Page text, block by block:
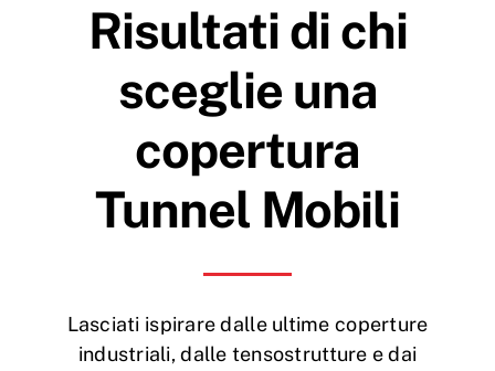
Risultati di chi
sceglie una
copertura
Tunnel Mobili
Lasciati ispirare dalle ultime coperture
industriali, dalle tensostrutture e dai